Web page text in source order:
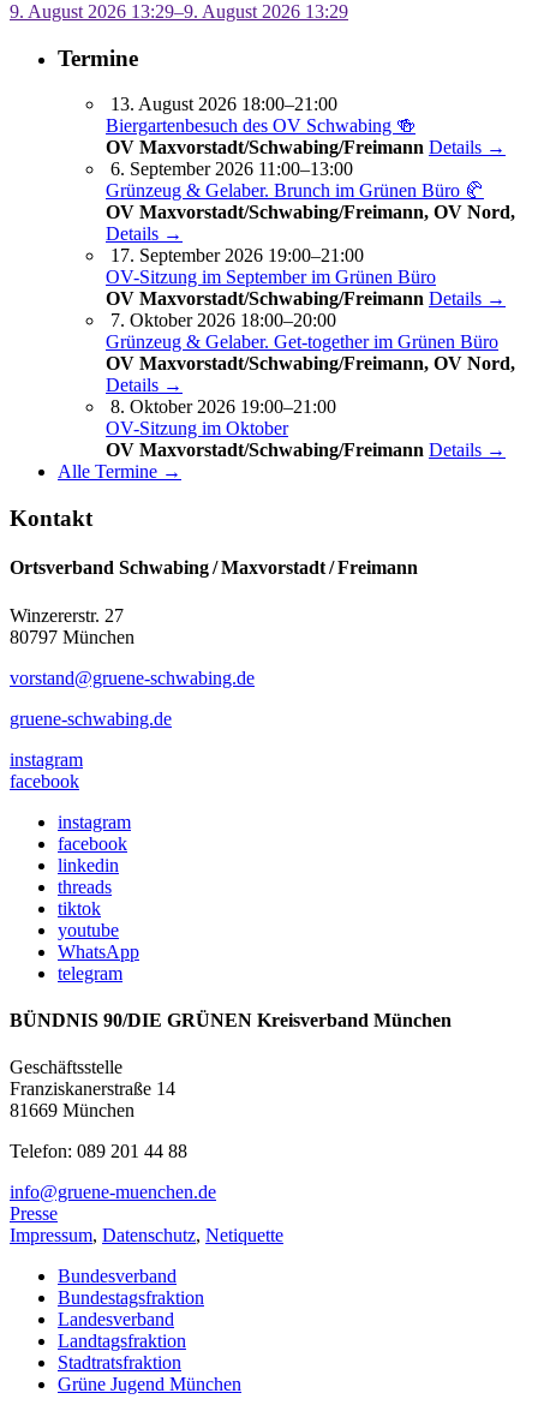
9. August 2026 13:29–9. August 2026 13:29
Termine
13. August 2026 18:00–21:00
Biergartenbesuch des OV Schwabing 🍻
OV Maxvorstadt/Schwabing/Freimann Details →
6. September 2026 11:00–13:00
Grünzeug & Gelaber. Brunch im Grünen Büro 🥐
OV Maxvorstadt/Schwabing/Freimann, OV Nord,
Details →
17. September 2026 19:00–21:00
OV-Sitzung im September im Grünen Büro
OV Maxvorstadt/Schwabing/Freimann Details →
7. Oktober 2026 18:00–20:00
Grünzeug & Gelaber. Get-to­ge­ther im Grünen Büro
OV Maxvorstadt/Schwabing/Freimann, OV Nord,
Details →
8. Oktober 2026 19:00–21:00
OV-Sitzung im Oktober
OV Maxvorstadt/Schwabing/Freimann Details →
Alle Termine →
Kontakt
Ortsverband Schwabing / Maxvorstadt ⁠/ Freimann
Winzererstr. 27
80797 München
vorstand@gruene-schwabing.de
gruene-schwabing.de
instagram
facebook
instagram
facebook
linkedin
threads
tiktok
youtube
WhatsApp
telegram
BÜNDNIS 90/DIE GRÜNEN Kreisverband München
Geschäftsstelle
Franziskanerstraße 14
81669 München
Telefon: 089 201 44 88
info@gruene-muenchen.de
Presse
Impressum, Datenschutz, Netiquette
Bundesverband
Bundestagsfraktion
Landesverband
Landtagsfraktion
Stadtratsfraktion
Grüne Jugend München